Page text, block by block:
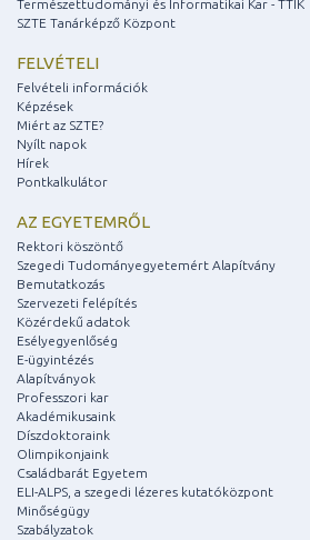
Természettudományi és Informatikai Kar - TTIK
SZTE Tanárképző Központ
FELVÉTELI
Felvételi információk
Képzések
Miért az SZTE?
Nyílt napok
Hírek
Pontkalkulátor
AZ EGYETEMRŐL
Rektori köszöntő
Szegedi Tudományegyetemért Alapítvány
Bemutatkozás
Szervezeti felépítés
Közérdekű adatok
Esélyegyenlőség
E-ügyintézés
Alapítványok
Professzori kar
Akadémikusaink
Díszdoktoraink
Olimpikonjaink
Családbarát Egyetem
ELI-ALPS, a szegedi lézeres kutatóközpont
Minőségügy
Szabályzatok